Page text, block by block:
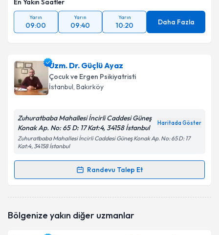
En Yakın Saatler
Yarın
09:00
Yarın
09:40
Yarın
10:20 Daha Fazla
Uzm. Dr. Güçlü Ayaz
Çocuk ve Ergen Psikiyatristi
İstanbul, Bakırköy
Zuhuratbaba Mahallesi İncirli Caddesi Güneş
Konak Ap. No: 65 D: 17 Kat:4, 34158 İstanbul
Haritada Göster
Zuhuratbaba Mahallesi İncirli Caddesi Güneş Konak Ap. No: 65 D: 17
Kat:4, 34158 İstanbul
Randevu Talep Et
Randevu Takvimi Talebi
oluşturun. Size bu uzmandan randevu almanız için bir
Bölgenize yakın diğer uzmanlar